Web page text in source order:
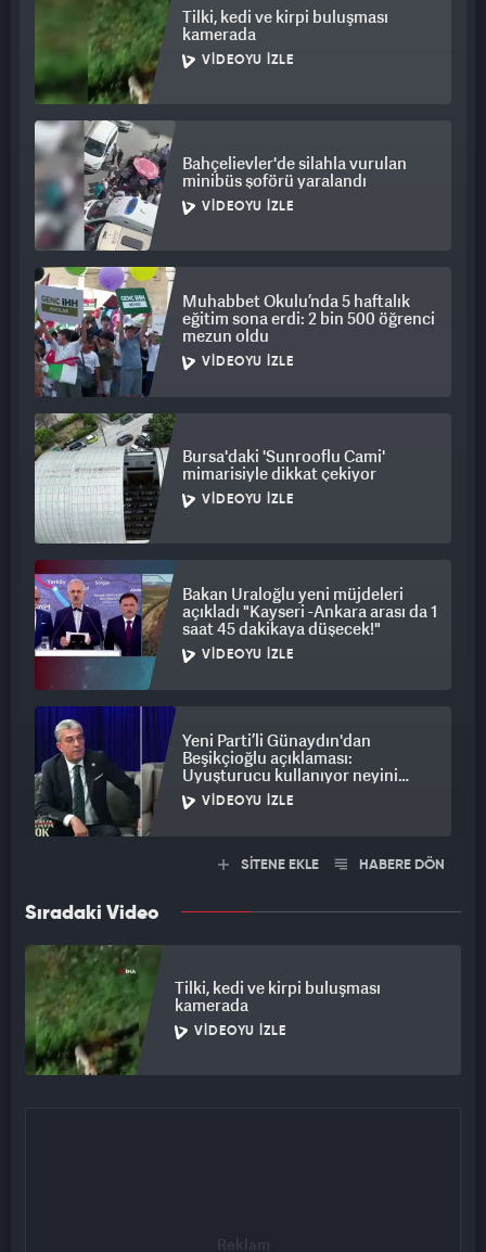
Tilki, kedi ve kirpi buluşması
kamerada
VIDEOYU İZLE
Bahçelievler'de silahla vurulan
minibüs şoförü yaralandı
VIDEOYU İZLE
Muhabbet Okulu’nda 5 haftalık
eğitim sona erdi: 2 bin 500 öğrenci
mezun oldu
VIDEOYU İZLE
Bursa'daki 'Sunrooflu Cami'
mimarisiyle dikkat çekiyor
VIDEOYU İZLE
Bakan Uraloğlu yeni müjdeleri
açıkladı "Kayseri -Ankara arası da 1
saat 45 dakikaya düşecek!"
VIDEOYU İZLE
Yeni Parti’li Günaydın'dan
Beşikçioğlu açıklaması:
Uyuşturucu kullanıyor neyini
savunayım!
VIDEOYU İZLE
SİTENE EKLE HABERE DÖN
Sıradaki Video
Tilki, kedi ve kirpi buluşması
kamerada
VIDEOYU İZLE